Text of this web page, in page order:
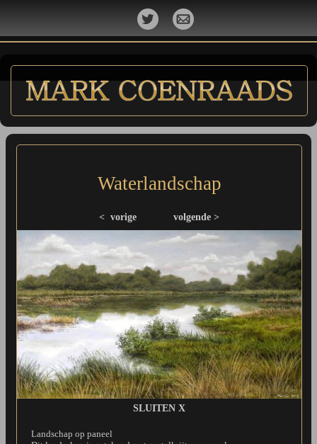
Waterlandschap
< vorige volgende >
SLUITEN X
Landschap op paneel